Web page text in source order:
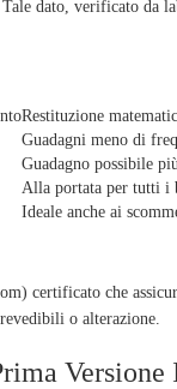
dato, verificato da
Restituzione
Guadagni meno di
Guadagno possibile
Alla portata per tutti i
Ideale anche ai
certificato che
o alterazione.